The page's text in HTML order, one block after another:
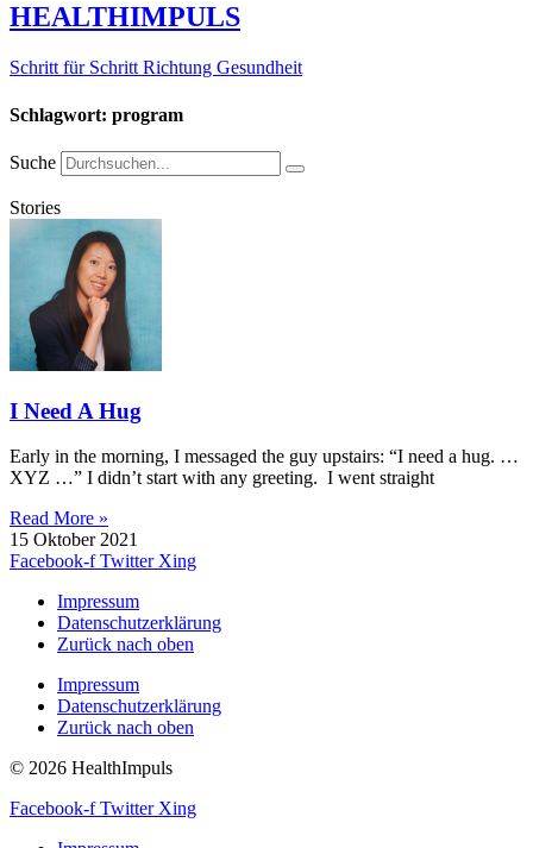
HEALTHIMPULS
Schritt für Schritt Richtung Gesundheit
Schlagwort: program
Suche
Stories
I Need A Hug
Early in the morning, I messaged the guy upstairs: “I need a hug. …
XYZ …” I didn’t start with any greeting. I went straight
Read More »
15 Oktober 2021
Facebook-f Twitter Xing
Impressum
Datenschutzerklärung
Zurück nach oben
Impressum
Datenschutzerklärung
Zurück nach oben
© 2026 HealthImpuls
Facebook-f Twitter Xing